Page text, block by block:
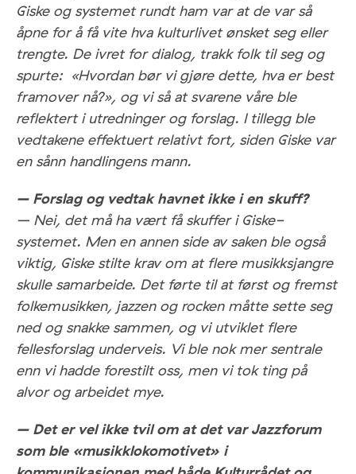
Giske og systemet rundt ham var at de var så
åpne for å få vite hva kulturlivet ønsket seg eller
trengte. De ivret for dialog, trakk folk til seg og
spurte: «Hvordan bør vi gjøre dette, hva er best
framover nå?», og vi så at svarene våre ble
reflektert i utredninger og forslag. I tillegg ble
vedtakene effektuert relativt fort, siden Giske var
en sånn handlingens mann.
– Forslag og vedtak havnet ikke i en skuff?
– Nei, det må ha vært få skuffer i Giske-
systemet. Men en annen side av saken ble også
viktig, Giske stilte krav om at flere musikksjangre
skulle samarbeide. Det førte til at først og fremst
folkemusikken, jazzen og rocken måtte sette seg
ned og snakke sammen, og vi utviklet flere
fellesforslag underveis. Vi ble nok mer sentrale
enn vi hadde forestilt oss, men vi tok ting på
alvor og arbeidet mye.
– Det er vel ikke tvil om at det var Jazzforum
som ble «musikklokomotivet» i